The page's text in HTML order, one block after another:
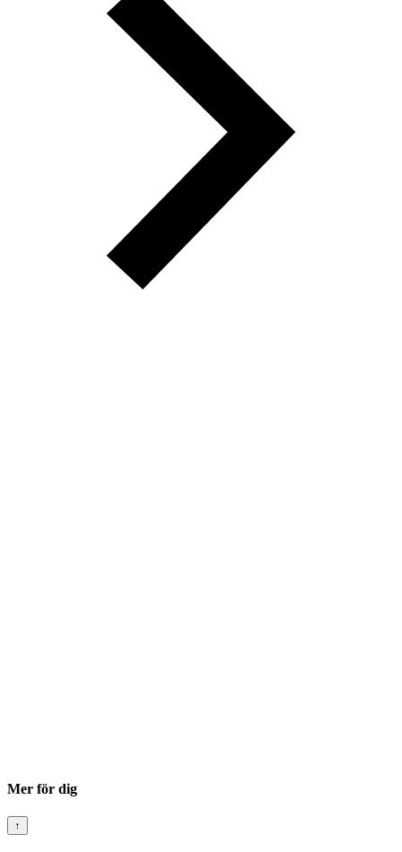
Mer för dig
↑